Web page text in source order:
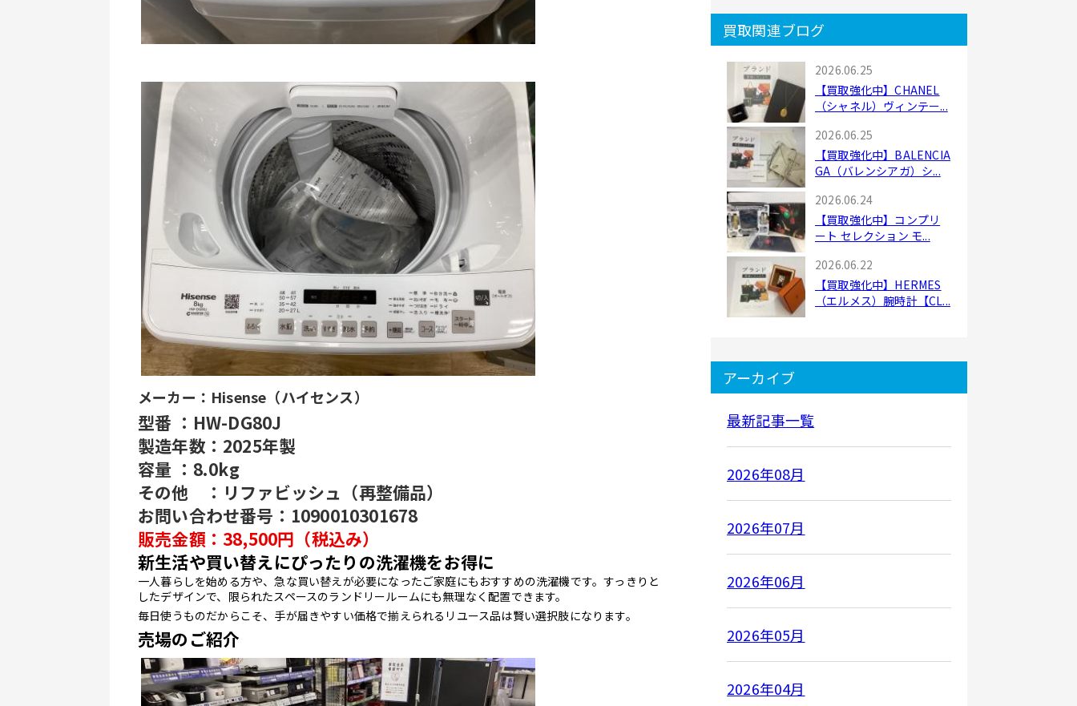
メーカー：Hisense（ハイセンス）
型番 ：HW-DG80J
製造年数：2025年製
容量 ：8.0kg
その他　：リファビッシュ（再整備品）
お問い合わせ番号：1090010301678
販売金額：38,500円（税込み）
新生活や買い替えにぴったりの洗濯機をお得に
一人暮らしを始める方や、急な買い替えが必要になったご家庭にもおすすめの洗濯機です。すっきりと
したデザインで、限られたスペースのランドリールームにも無理なく配置できます。
毎日使うものだからこそ、手が届きやすい価格で揃えられるリユース品は賢い選択肢になります。
売場のご紹介
買取関連ブログ
2026.06.25
【買取強化中】CHANEL
（シャネル）ヴィンテー...
2026.06.25
【買取強化中】BALENCIA
GA（バレンシアガ）シ...
2026.06.24
【買取強化中】コンプリ
ート セレクション モ...
2026.06.22
【買取強化中】HERMES
（エルメス）腕時計【CL...
アーカイブ
最新記事一覧
2026年08月
2026年07月
2026年06月
2026年05月
2026年04月